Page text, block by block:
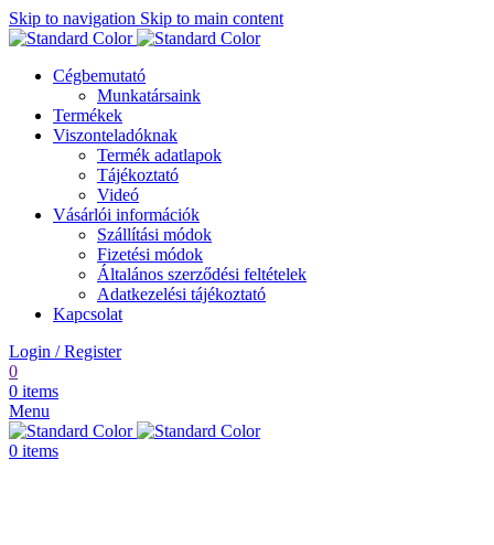
Skip to navigation Skip to main content
Cégbemutató
Munkatársaink
Termékek
Viszonteladóknak
Termék adatlapok
Tájékoztató
Videó
Vásárlói információk
Szállítási módok
Fizetési módok
Általános szerződési feltételek
Adatkezelési tájékoztató
Kapcsolat
Login / Register
0
0 items
Menu
0 items